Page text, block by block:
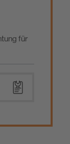
für